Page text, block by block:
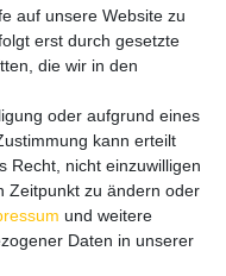
Ihrer Telefonnummer
zurück.
Länder
ab 69 €
auf unsere Website zu
erst durch gesetzte
die wir in den
oder aufgrund eines
kann erteilt
Recht, nicht einzuwilligen
Zeitpunkt zu ändern oder
und weitere
Daten in unserer